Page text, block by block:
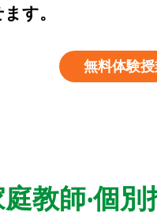
す。
無料体験
教師‧個